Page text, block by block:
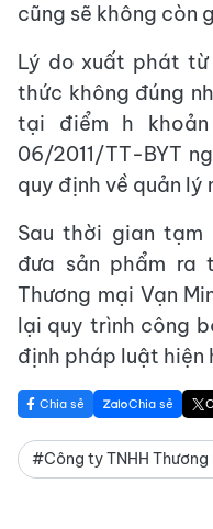
cũng sẽ không còn
Lý do xuất phát
thức không đúng
tại điểm h
06/2011/TT-BYT
quy định về quản lý
Sau thời gian tạm
đưa sản phẩm ra
Thương mại Vạn
lại quy trình công
định pháp luật hiện
Chia sẻ Chia sẻ
#Công ty TNHH Thương